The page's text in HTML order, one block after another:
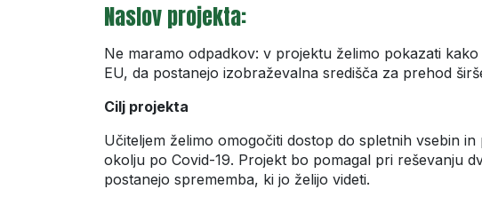
Naslov projekta:
Ne maramo odpadkov: v projektu želimo pokazati
EU, da postanejo izobraževalna središča za prehod
Cilj projekta
Učiteljem želimo omogočiti dostop do spletnih vsebin
okolju po Covid-19. Projekt bo pomagal pri reševanju
postanejo sprememba, ki jo želijo videti.